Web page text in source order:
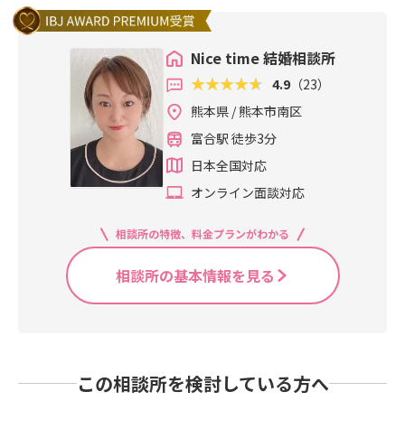
Nice time 結婚相談所
4.9 （23）
熊本県 / 熊本市南区
富合駅 徒歩3分
日本全国対応
オンライン面談対応
相談所の特徴、料金プランがわかる
相談所の基本情報を見る
この相談所を検討している方へ